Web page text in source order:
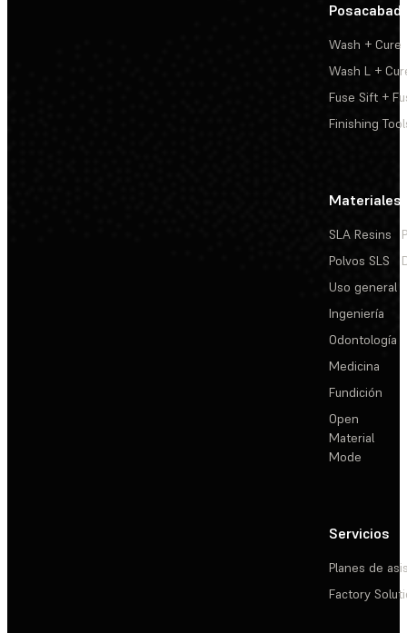
Wash + Cure
Wash L +
Fuse Sift +
Finishing
Materiales
SLA Resins
Polvos SLS
Uso general
Ingeniería
Odontología
Medicina
Fundición
Open
Material
Mode
Servicios
Planes de
Factory